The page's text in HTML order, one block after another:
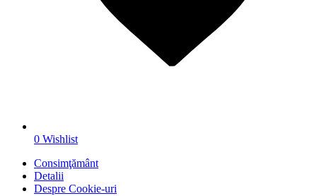
0 Wishlist
Consimţământ
Detalii
Despre Cookie-uri